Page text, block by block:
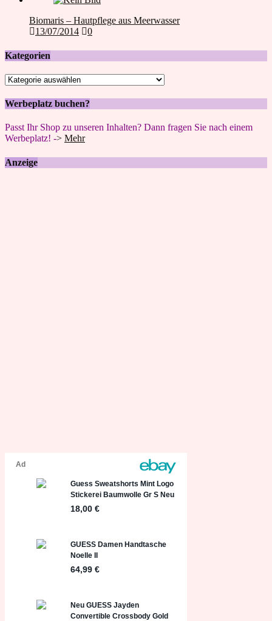
Biomaris – Hautpflege aus Meerwasser
13/07/2014
0
Kategorien
Kategorien
Werbeplatz buchen?
Passt Ihr Shop zu unseren Inhalten? Dann fragen Sie nach einem
Werbeplatz! -> Mehr
Anzeige